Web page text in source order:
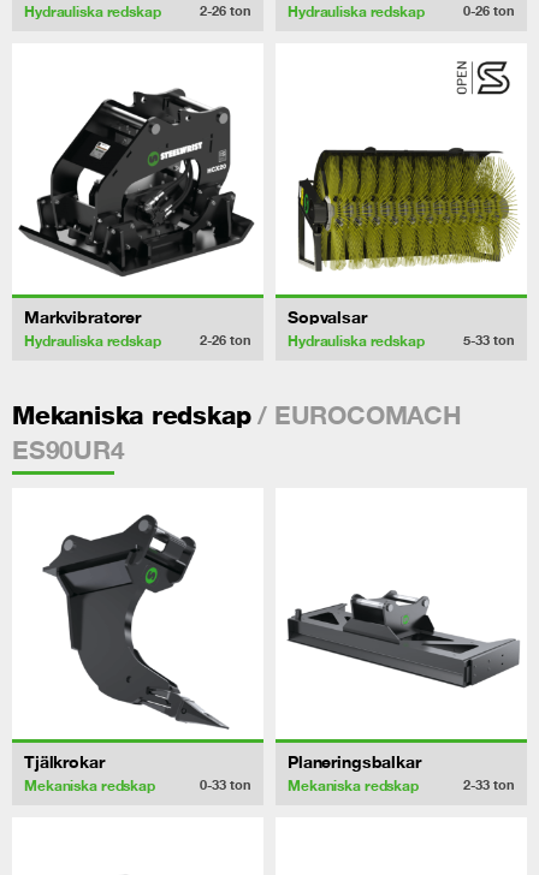
Hydrauliska redskap 2-26 ton Hydrauliska redskap 0-26 ton
Markvibratorer
Hydrauliska redskap 2-26 ton
Sopvalsar
Hydrauliska redskap 5-33 ton
Mekaniska redskap/ EUROCOMACH
ES90UR4
Tjälkrokar
Mekaniska redskap 0-33 ton
Planeringsbalkar
Mekaniska redskap 2-33 ton